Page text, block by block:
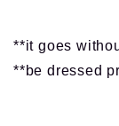
**it goes
**be dressed